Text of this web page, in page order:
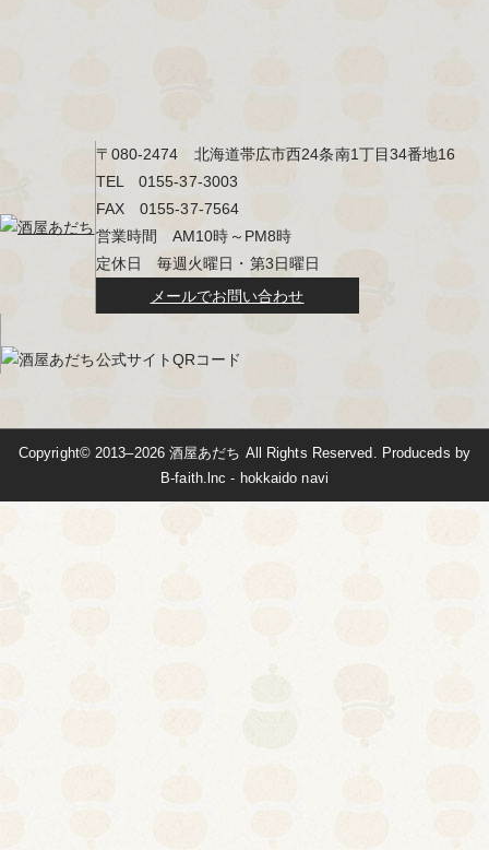
〒080-2474 北海道帯広市西24条南1丁目34番地16
TEL 0155-37-3003
FAX 0155-37-7564
営業時間 AM10時～PM8時
定休日 毎週火曜日・第3日曜日
メールでお問い合わせ
Copyright© 2013–2026酒屋あだち All Rights Reserved. Produceds by
B-faith.lnc - hokkaido navi